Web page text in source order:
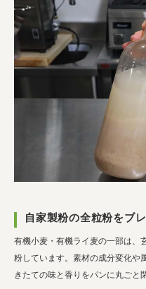
自家製粉の全粒粉をブ
有機小麦・有機ライ麦の一部は、
粉しています。素材の成分変化や
きたての味と香りをパンに丸ごと